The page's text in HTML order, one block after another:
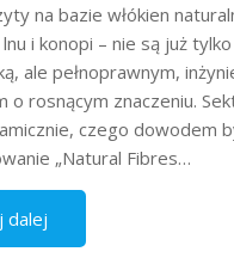
na bazie włókien
lnu i konopi – nie są już tylko
ale pełnoprawnym,
o rosnącym znaczeniu.
czego dowodem
„Natural Fibres…
dalej